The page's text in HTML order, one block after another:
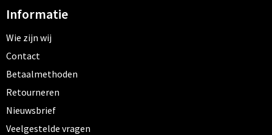
Informatie
Wie zijn wij
Contact
Betaalmethoden
Retourneren
Nieuwsbrief
Veelgestelde vragen